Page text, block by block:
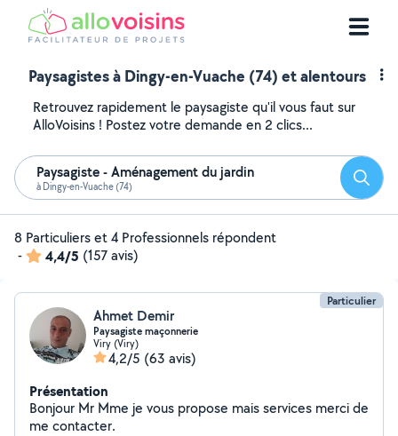
Paysagistes à Dingy-en-Vuache (74) et alentours
Retrouvez rapidement le paysagiste qu'il vous faut sur
AlloVoisins ! Postez votre demande en 2 clics...
Paysagiste - Aménagement du jardin
à Dingy-en-Vuache (74)
8 Particuliers et 4 Professionnels répondent
-
4,4/5 (157 avis)
Particulier
Ahmet Demir
Paysagiste maçonnerie
Viry (Viry)
4,2/5 (63 avis)
Présentation
Bonjour Mr Mme je vous propose mais services merci de
me contacter.